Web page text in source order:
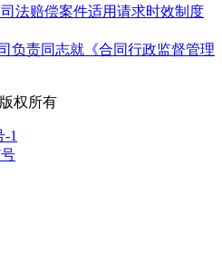
法赔偿案件适用请求时效制度
负责同志就《合同行政监督管理
权所有
-1